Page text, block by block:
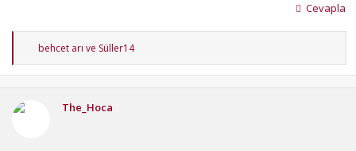
Cevapla
T
p
behcet arı ve Süller14
The_Hoca